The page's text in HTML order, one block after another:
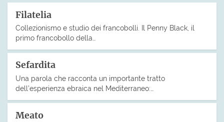
Filatelia
Collezionismo e studio dei francobolli. Il Penny Black, il
primo francobollo della…
Sefardita
Una parola che racconta un importante tratto
dell’esperienza ebraica nel Mediterraneo:…
Meato